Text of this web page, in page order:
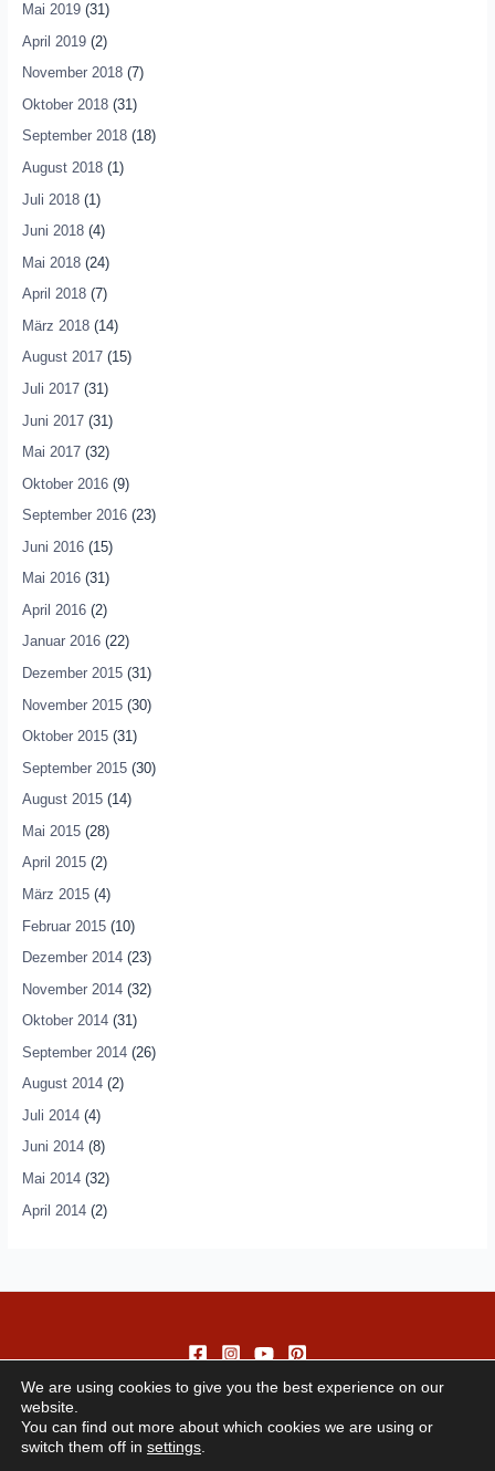
Mai 2019(31)
April 2019(2)
November 2018(7)
Oktober 2018(31)
September 2018(18)
August 2018(1)
Juli 2018(1)
Juni 2018(4)
Mai 2018(24)
April 2018(7)
März 2018(14)
August 2017(15)
Juli 2017(31)
Juni 2017(31)
Mai 2017(32)
Oktober 2016(9)
September 2016(23)
Juni 2016(15)
Mai 2016(31)
April 2016(2)
Januar 2016(22)
Dezember 2015(31)
November 2015(30)
Oktober 2015(31)
September 2015(30)
August 2015(14)
Mai 2015(28)
April 2015(2)
März 2015(4)
Februar 2015(10)
Dezember 2014(23)
November 2014(32)
Oktober 2014(31)
September 2014(26)
August 2014(2)
Juli 2014(4)
Juni 2014(8)
Mai 2014(32)
April 2014(2)
We are using cookies to give you the best experience on our
website.
You can find out more about which cookies we are using or
switch them off in settings